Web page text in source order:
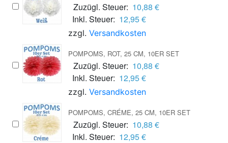
Zuzügl. Steuer: 10,88 €
Inkl. Steuer: 12,95 €
zzgl. Versandkosten
POMPOMS, ROT, 25 CM, 10ER SET
Zuzügl. Steuer: 10,88 €
Inkl. Steuer: 12,95 €
zzgl. Versandkosten
POMPOMS, CRÉME, 25 CM, 10ER SET
Zuzügl. Steuer: 10,88 €
Inkl. Steuer: 12,95 €